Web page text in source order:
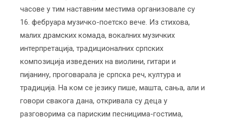
часове у тим наставним местима организовале су
16. фебруара музичко-поетско вече. Из стихова,
малих драмских комада, вокалних музичких
интерпретација, традиционалних српских
композиција изведених на виолини, гитари и
пијанину, проговарала је српска реч, култура и
традиција. На ком се језику пише, машта, сања, али и
говори свакога дана, откривала су деца у
разговорима са париским песницима-гостима,